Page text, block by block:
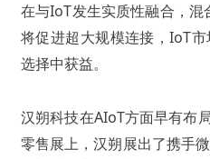
在与IoT发生实质性融合，
将促进超大规模连接，IoT
选择中获益。
汉朔科技在AIoT方面早有布
零售展上，汉朔展出了携手